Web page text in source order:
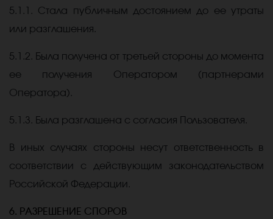
5.1.1. Стала публичным достоянием до ее утраты
или разглашения.
5.1.2. Была получена от третьей стороны до момента
ее получения Оператором (партнерами
Оператора).
5.1.3. Была разглашена с согласия Пользователя.
В иных случаях стороны несут ответственность в
соответствии с действующим законодательством
Российской Федерации.
6. РАЗРЕШЕНИЕ СПОРОВ